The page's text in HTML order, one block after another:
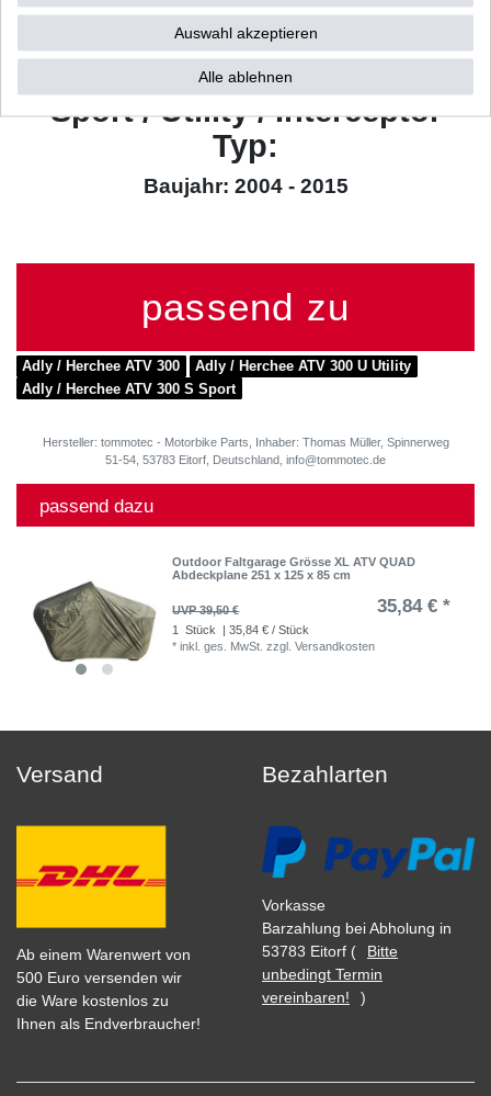
ADLY HERCHEE
ATV300
Sport / Utility / Interceptor
Typ:
Baujahr: 2004 - 2015
passend zu
Adly / Herchee ATV 300
Adly / Herchee ATV 300 U Utility
Adly / Herchee ATV 300 S Sport
Hersteller: tommotec - Motorbike Parts, Inhaber: Thomas Müller, Spinnerweg
51-54, 53783 Eitorf, Deutschland, info@tommotec.de
passend dazu
Outdoor Faltgarage Grösse XL ATV QUAD
Abdeckplane 251 x 125 x 85 cm
UVP 39,50 € 35,84 € *
1 Stück
| 35,84 € / Stück
*inkl. ges. MwSt. zzgl.Versandkosten
Versand
Ab einem Warenwert von
500 Euro versenden wir
die Ware kostenlos zu
Ihnen als Endverbraucher!
Bezahlarten
Vorkasse
Barzahlung bei Abholung in
53783 Eitorf (
Bitte
unbedingt Termin
vereinbaren!
)
Auswahl akzeptieren
Alle ablehnen